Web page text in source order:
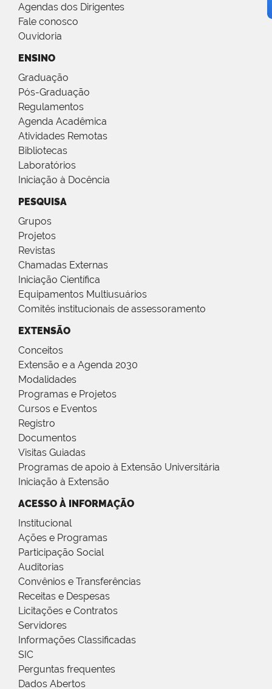
Agendas dos Dirigentes
Fale conosco
Ouvidoria
ENSINO
Graduação
Pós-Graduação
Regulamentos
Agenda Acadêmica
Atividades Remotas
Bibliotecas
Laboratórios
Iniciação à Docência
PESQUISA
Grupos
Projetos
Revistas
Chamadas Externas
Iniciação Científica
Equipamentos Multiusuários
Comitês institucionais de assessoramento
EXTENSÃO
Conceitos
Extensão e a Agenda 2030
Modalidades
Programas e Projetos
Cursos e Eventos
Registro
Documentos
Visitas Guiadas
Programas de apoio à Extensão Universitária
Iniciação à Extensão
ACESSO À INFORMAÇÃO
Institucional
Ações e Programas
Participação Social
Auditorias
Convênios e Transferências
Receitas e Despesas
Licitações e Contratos
Servidores
Informações Classificadas
SIC
Perguntas frequentes
Dados Abertos